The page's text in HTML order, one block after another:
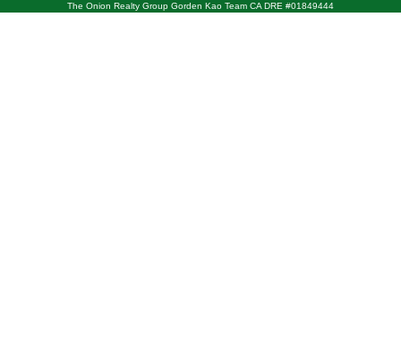
The Onion Realty Group Gorden Kao Team CA DRE #01849444